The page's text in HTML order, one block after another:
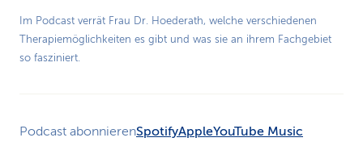
Play
Im Podcast verrät Frau Dr. Hoederath, welche verschiedenen
Therapiemöglichkeiten es gibt und was sie an ihrem Fachgebiet
so fasziniert.
Podcast abonnierenSpotifyAppleYouTube Music